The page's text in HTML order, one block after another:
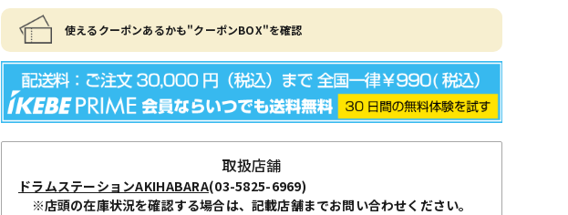
使えるクーポンあるかも"クーポンBOX"を確認
取扱店舗
ドラムステーションAKIHABARA(03-5825-6969)
※店頭の在庫状況を確認する場合は、記載店舗までお問い合わせください。